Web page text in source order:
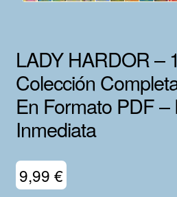
Lotes 100
Adultos
Mi Cuenta
LADY HARDOR –
Colección
En Formato PDF –
Inmediata
9,99 €